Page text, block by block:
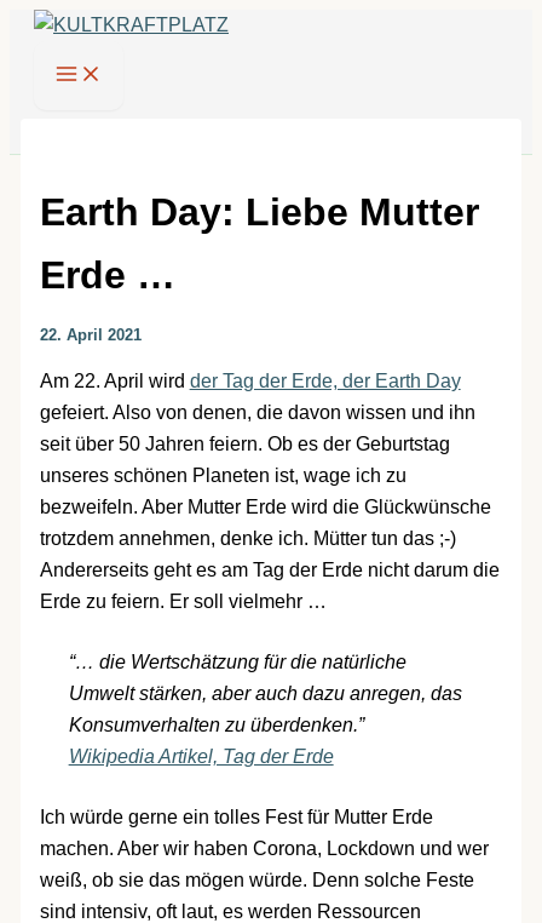
Zum
springen
Earth Day: Liebe Mutter
Erde …
22. April 2021
Am 22. April wird der Tag der Erde, der Earth Day
gefeiert. Also von denen, die davon wissen und ihn
seit über 50 Jahren feiern. Ob es der Geburtstag
unseres schönen Planeten ist, wage ich zu
bezweifeln. Aber Mutter Erde wird die Glückwünsche
trotzdem annehmen, denke ich. Mütter tun das ;-)
Andererseits geht es am Tag der Erde nicht darum die
Erde zu feiern. Er soll vielmehr …
“… die Wertschätzung für die natürliche
Umwelt stärken, aber auch dazu anregen, das
Konsumverhalten zu überdenken.”
Wikipedia Artikel, Tag der Erde
Ich würde gerne ein tolles Fest für Mutter Erde
machen. Aber wir haben Corona, Lockdown und wer
weiß, ob sie das mögen würde. Denn solche Feste
sind intensiv, oft laut, es werden Ressourcen